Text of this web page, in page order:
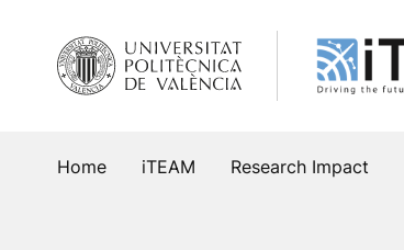
content
Home iTEAM Research Impact